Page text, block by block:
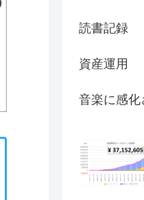
読書記録
資産運用
音楽に感化